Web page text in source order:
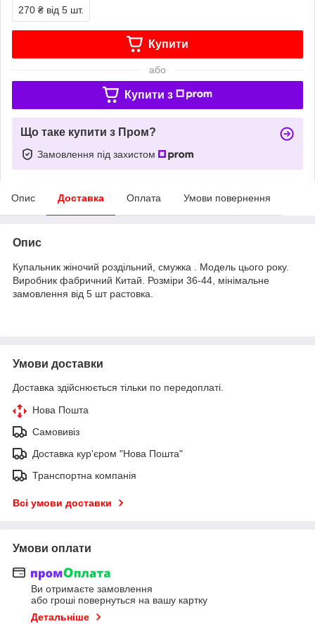
270 ₴ від 5 шт.
Купити
або
Купити з
Що таке купити з Пром?
Замовлення під захистом
Опис Доставка Оплата Умови повернення
Опис
Купальник жіночий роздільний, смужка . Модель цього року.
Виробник фабричний Китай. Розміри 36-44, мінімальне
замовлення від 5 шт растовка.
Умови доставки
Доставка здійснюється тільки по передоплаті.
Нова Пошта
Самовивіз
Доставка кур'єром "Нова Пошта"
Транспортна компанія
Всі умови доставки
Умови оплати
Ви отримаєте замовлення
або гроші повернуться на вашу картку
Детальніше